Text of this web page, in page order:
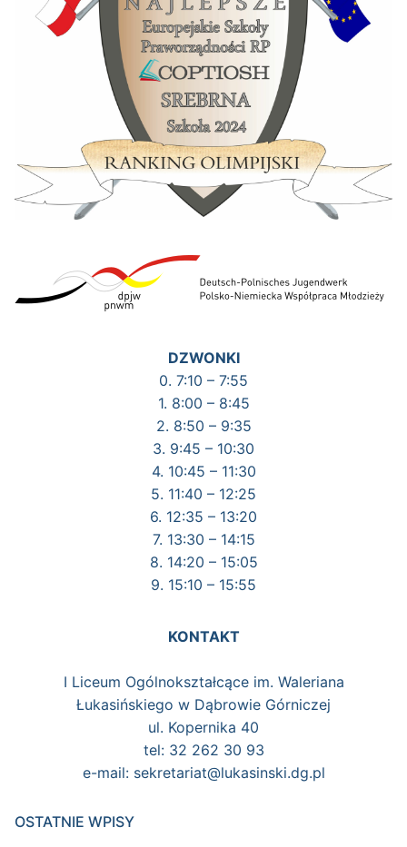
DZWONKI
0. 7:10 – 7:55
1. 8:00 – 8:45
2. 8:50 – 9:35
3. 9:45 – 10:30
4. 10:45 – 11:30
5. 11:40 – 12:25
6. 12:35 – 13:20
7. 13:30 – 14:15
8. 14:20 – 15:05
9. 15:10 – 15:55
KONTAKT
I Liceum Ogólnokształcące im. Waleriana
Łukasińskiego w Dąbrowie Górniczej
ul. Kopernika 40
tel: 32 262 30 93
e-mail: sekretariat@lukasinski.dg.pl
OSTATNIE WPISY